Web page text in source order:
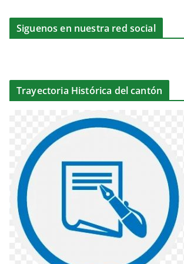
Siguenos en nuestra red social
Trayectoria Histórica del cantón